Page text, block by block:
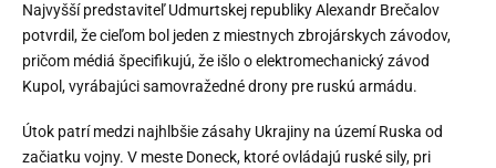
Najvyšší predstaviteľ Udmurtskej republiky Alexandr Brečalov
potvrdil, že cieľom bol jeden z miestnych zbrojárskych závodov,
pričom médiá špecifikujú, že išlo o elektromechanický závod
Kupol, vyrábajúci samovražedné drony pre ruskú armádu.
Útok patrí medzi najhlbšie zásahy Ukrajiny na území Ruska od
začiatku vojny. V meste Doneck, ktoré ovládajú ruské sily, pri